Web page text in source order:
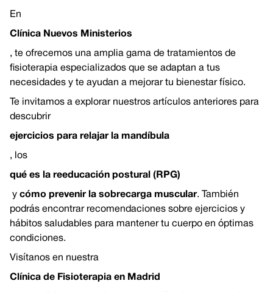
En
Clínica Nuevos Ministerios
, te ofrecemos una amplia gama de tratamientos de
fisioterapia especializados que se adaptan a tus
necesidades y te ayudan a mejorar tu bienestar físico.
Te invitamos a explorar nuestros artículos anteriores para
descubrir
ejercicios para relajar la mandíbula
, los
qué es la reeducación postural (RPG)
y cómo prevenir la sobrecarga muscular. También
podrás encontrar recomendaciones sobre ejercicios y
hábitos saludables para mantener tu cuerpo en óptimas
condiciones.
Visítanos en nuestra
Clínica de Fisioterapia en Madrid